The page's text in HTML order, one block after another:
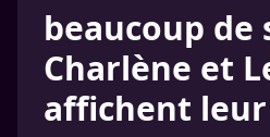
beaucoup de
Charlène et
affichent